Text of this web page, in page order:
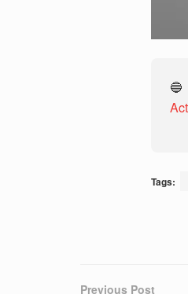
🔵
Tags:
Previous Post